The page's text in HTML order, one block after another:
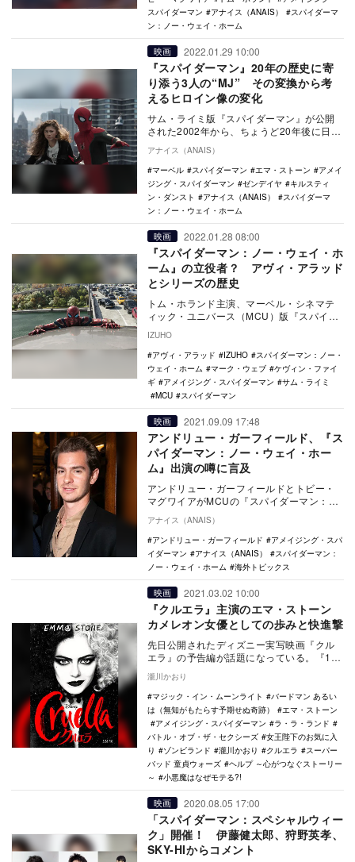
スパイダーマン
アナイス（ANAIS）
スパイダーマ
ン：ノー・ウェイ・ホーム
映画 2022.01.29 10:00
『スパイダーマン』20年の歴史に寄
り添う3人の“MJ” その変換から考
えるヒロイン像の変化
サム・ライミ版『スパイダーマン』が公開
された2002年から、ちょうど20年後に日本
イ・ホー…
アナイス（ANAIS）
マーベル
スパイダーマン エマ・ストーン
アメイ
ジング・スパイダーマン
ゼンデイヤ
キルスティ
ン・ダンスト
アナイス（ANAIS）
スパイダーマ
ン：ノー・ウェイ・ホーム
映画 2022.01.28 08:00
『スパイダーマン：ノー・ウェイ・ホ
ーム』の立役者？ アヴィ・アラッド
とシリーズの歴史
トム・ホランド主演、マーベル・シネマテ
ィック・ユニバース（MCU）版『スパイダ
マン：ノー・…
IZUHO
アヴィ・アラッド
IZUHO
スパイダーマン：ノー・
ウェイ・ホーム
マーク・ウェブ
ケヴィン・ファイ
ギ
アメイジング・スパイダーマン
サム・ライミ
MCU
スパイダーマン
映画 2021.09.09 17:48
アンドリュー・ガーフィールド、『ス
パイダーマン：ノー・ウェイ・ホー
ム』出演の噂に言及
アンドリュー・ガーフィールドとトビー・
マグワイアがMCUの『スパイダーマン：ノ
が絶えない。…
アナイス（ANAIS）
アンドリュー・ガーフィールド
アメイジング・スパ
イダーマン
アナイス（ANAIS）
スパイダーマン：
ノー・ウェイ・ホーム
海外トピックス
映画 2021.03.02 10:00
『クルエラ』主演のエマ・ストーン
カメレオン女優としての歩みと快進撃
先日公開されたディズニー実写映画『クル
エラ』の予告編が話題になっている。『101
ィルのオリ…
瀧川かおり
マジック・イン・ムーンライト
バードマン あるい
は（無知がもたらす予期せぬ奇跡）
エマ・ストーン
アメイジング・スパイダーマン
ラ・ラ・ランド
バトル・オブ・ザ・セクシーズ
女王陛下のお気に入
り
ゾンビランド 瀧川かおり クルエラ
スーパー
バッド 童貞ウォーズ
ヘルプ ～心がつなぐストーリー
～
小悪魔はなぜモテる?!
映画 2020.08.05 17:00
「スパイダーマン：スペシャルウィー
ク」開催！ 伊藤健太郎、狩野英孝、
SKY-HIからコメント